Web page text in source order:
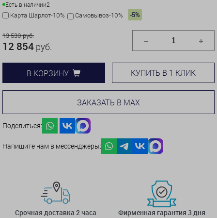
Есть в наличии2
Карта Шарлот-10% Самовывоз-10% -5%
13 530 руб.
12 854 руб.
В КОРЗИНУ КУПИТЬ В 1 КЛИК
ЗАКАЗАТЬ В MAX
Поделиться:
Напишите нам в мессенджеры:
Срочная доставка 2 часа
Фирменная гарантия 3 дня